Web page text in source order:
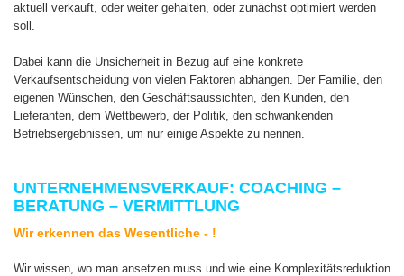
aktuell verkauft, oder weiter gehalten, oder zunächst optimiert werden
soll.
Dabei kann die Unsicherheit in Bezug auf eine konkrete
Verkaufsentscheidung von vielen Faktoren abhängen. Der Familie, den
eigenen Wünschen, den Geschäftsaussichten, den Kunden, den
Lieferanten, dem Wettbewerb, der Politik, den schwankenden
Betriebsergebnissen, um nur einige Aspekte zu nennen.
UNTERNEHMENSVERKAUF: COACHING –
BERATUNG – VERMITTLUNG
Wir erkennen das Wesentliche - !
Wir wissen, wo man ansetzen muss und wie eine Komplexitätsreduktion